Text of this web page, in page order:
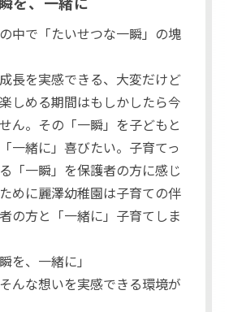
中で「たいせつな一瞬」の塊
長を実感できる、大変だけど
しめる期間はもしかしたら今
ん。その「一瞬」を子どもと
一緒に」喜びたい。子育てっ
「一瞬」を保護者の方に感じ
めに麗澤幼稚園は子育ての伴
の方と「一緒に」子育てしま
を、一緒に」
んな想いを実感できる環境が